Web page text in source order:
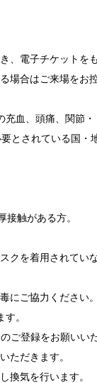
電子チケットを
場合はご来場をお
血、頭痛、関節
とされている国・
触がある方。
クを着用されてい
にご協力ください。
。
ご登録をお願いい
ただきます。
換気を行います。